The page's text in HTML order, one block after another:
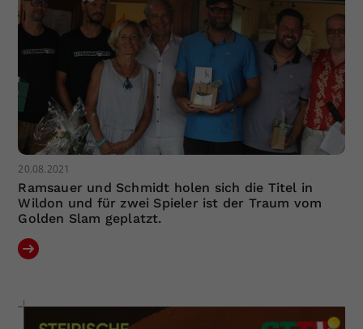
20.08.2021
Ramsauer und Schmidt holen sich die Titel in
Wildon und für zwei Spieler ist der Traum vom
Golden Slam geplatzt.